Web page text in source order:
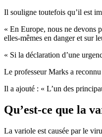
Il souligne toutefois qu’il est
« En Europe, nous ne devons
elles-mêmes en danger et sur
« Si la déclaration d’une
Le professeur Marks a
Il a ajouté : « L’un des
Qu’est-ce que la
La variole est causée par le